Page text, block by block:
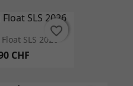
SLS 2026
CHF
favorite_border
favorite_border